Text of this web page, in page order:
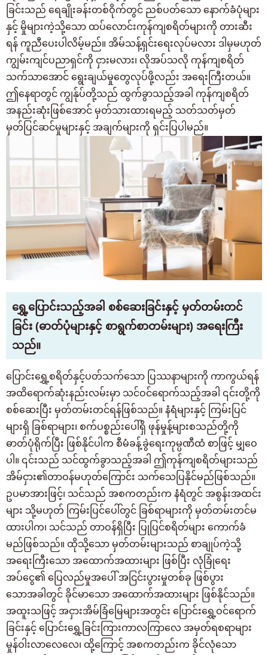
ခြင်းသည် ရေချိုးခန်းတစ်ဝိုက်တွင် ညစ်ပတ်သော နောက်ခံပုံများ
နှင့် မှိုများကဲ့သို့သော ထပ်လောင်းကုန်ကျစရိတ်များကို တားဆီး
ရန် ကူညီပေးပါလိမ့်မည်။ အိမ်သန့်ရှင်းရေးလုပ်မလား ဒါမှမဟုတ်
ကျွမ်းကျင်ပညာရှင်ကို ငှားမလား၊ လိုအပ်သလို ကုန်ကျစရိတ်
သက်သာအောင် ရွေးချယ်မှုတွေလုပ်ဖို့လည်း အရေးကြီးတယ်။
ဤနေရာတွင် ကျွန်ုပ်တို့သည် ထွက်ခွာသည့်အခါ ကုန်ကျစရိတ်
အနည်းဆုံးဖြစ်အောင် မှတ်သားထားရမည့် သတ်သတ်မှတ်
မှတ်ပြင်ဆင်မှုများနှင့် အချက်များကို ရှင်းပြပါမည်။
ရွှေ့ပြောင်းသည့်အခါ စစ်ဆေးခြင်းနှင့် မှတ်တမ်းတင်
ခြင်း (ဓာတ်ပုံများနှင့် စာရွက်စာတမ်းများ) အရေးကြီး
သည်။
ပြောင်းရွှေ့စရိတ်နှင့်ပတ်သက်သော ပြဿနာများကို ကာကွယ်ရန်
အထိရောက်ဆုံးနည်းလမ်းမှာ သင်ဝင်ရောက်သည့်အခါ ၎င်းတို့ကို
စစ်ဆေးပြီး မှတ်တမ်းတင်ရန်ဖြစ်သည်။ နံရံများနှင့် ကြမ်းပြင်
များရှိ ခြစ်ရာများ၊ စက်ပစ္စည်းပေါ်ရှိ ဖုန်မှုန့်များစသည်တို့ကို
ဓာတ်ပုံရိုက်ပြီး ဖြစ်နိုင်ပါက စီမံခန့်ခွဲရေးကုမ္ပဏီထံ စာဖြင့် မျှဝေ
ပါ။ ၎င်းသည် သင်ထွက်ခွာသည့်အခါ ဤကုန်ကျစရိတ်များသည်
အိမ်ငှား၏တာဝန်မဟုတ်ကြောင်း သက်သေပြနိုင်မည်ဖြစ်သည်။
ဥပမာအားဖြင့်၊ သင်သည် အစကတည်းက နံရံတွင် အစွန်းအထင်း
များ သို့မဟုတ် ကြမ်းပြင်ပေါ်တွင် ခြစ်ရာများကို မှတ်တမ်းတင်မ
ထားပါက၊ သင်သည် တာဝန်ရှိပြီး ပြုပြင်စရိတ်များ ကောက်ခံ
မည်ဖြစ်သည်။ ထိုသို့သော မှတ်တမ်းများသည် စာချုပ်ကဲ့သို့
အရေးကြီးသော အထောက်အထားများ ဖြစ်ပြီး လုံခြုံရေး
အပ်ငွေ၏ ပြေလည်မှုအပေါ် အငြင်းပွားမှုတစ်ခု ဖြစ်ပွား
သောအခါတွင် ခိုင်မာသော အထောက်အထားများ ဖြစ်နိုင်သည်။
အထူးသဖြင့် အငှားအိမ်ခြံမြေများအတွင်း ပြောင်းရွှေ့ဝင်ရောက်
ခြင်းနှင့် ပြောင်းရွှေ့ခြင်းကြားကာလကြာလေ အမှတ်ရစရာများ
မှုန်ဝါးလာလေလေ၊ ထို့ကြောင့် အစကတည်းက ခိုင်လုံသော